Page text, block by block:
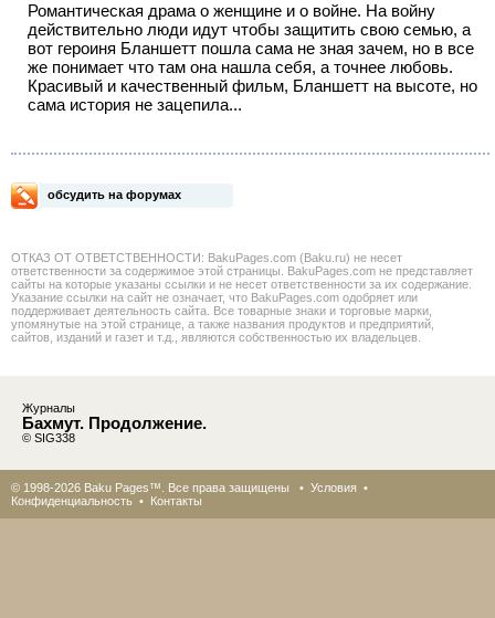
Романтическая драма о женщине и о войне. На войну
действительно люди идут чтобы защитить свою семью, а
вот героиня Бланшетт пошла сама не зная зачем, но в все
же понимает что там она нашла себя, а точнее любовь.
Красивый и качественный фильм, Бланшетт на высоте, но
сама история не зацепила...
обсудить на форумах
ОТКАЗ ОТ ОТВЕТСТВЕННОСТИ: BakuPages.com (Baku.ru) не несет
ответственности за содержимое этой страницы. BakuPages.com не представляет
сайты на которые указаны ссылки и не несет ответственности за их содержание.
Указание ссылки на сайт не означает, что BakuPages.com одобряет или
поддерживает деятельность сайта. Все товарные знаки и торговые марки,
упомянутые на этой странице, а также названия продуктов и предприятий,
сайтов, изданий и газет и т.д., являются собственностью их владельцев.
Журналы
Бахмут. Продолжение.
© SIG338
© 1998-2026 Baku Pages™. Все права защищены • Условия •
Конфиденциальность • Контакты